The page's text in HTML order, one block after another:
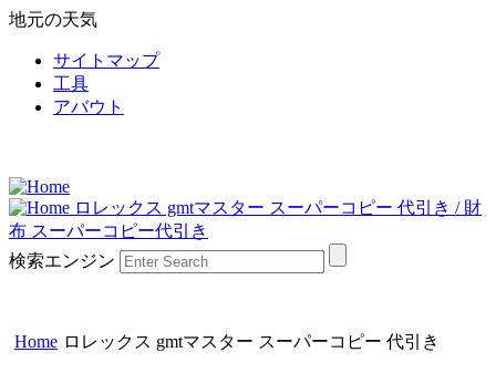
地元の天気
サイトマップ
工具
アバウト
ロレックス gmtマスター スーパーコピー 代引き / 財
布 スーパーコピー代引き
検索エンジン
Home ロレックス gmtマスター スーパーコピー 代引き